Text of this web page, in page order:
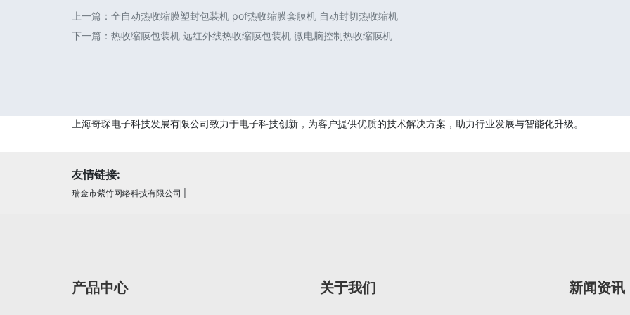
上一篇： 全自动热收缩膜塑封包装机 pof热收缩膜套膜机 自动封切热收缩机
下一篇： 热收缩膜包装机 远红外线热收缩膜包装机 微电脑控制热收缩膜机
上海奇琛电子科技发展有限公司致力于电子科技创新，为客户提供优质的技术解决方案，助力行业发展与智能化升级。
友情链接:
瑞金市紫竹网络科技有限公司
产品中心 关于我们 新闻资讯